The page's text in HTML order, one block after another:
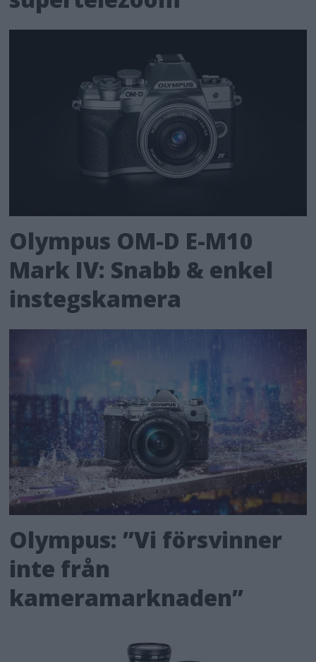
Olympus OM-D E-M10
Mark IV: Snabb & enkel
instegskamera
Olympus: ”Vi försvinner
inte från
kameramarknaden”